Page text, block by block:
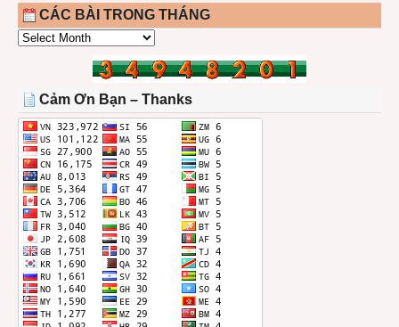
CÁC BÀI TRONG THÁNG
CÁC
THÁNG
Cảm Ơn Bạn – Thanks